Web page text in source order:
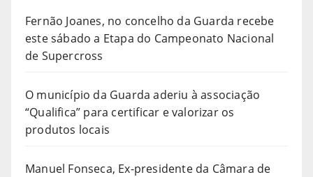
Fernão Joanes, no concelho da Guarda recebe
este sábado a Etapa do Campeonato Nacional
de Supercross
O município da Guarda aderiu à associação
“Qualifica” para certificar e valorizar os
produtos locais
Manuel Fonseca, Ex-presidente da Câmara de